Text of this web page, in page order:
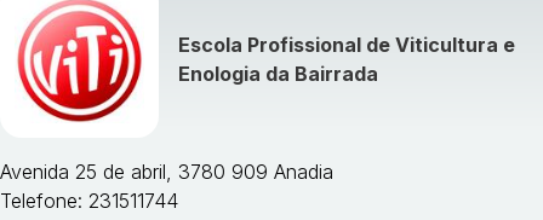
Escola Profissional de Viticultura e
Enologia da Bairrada
Avenida 25 de abril, 3780 909 Anadia
Telefone: 231511744